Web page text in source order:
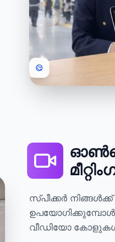
സ്പീക്കർ
ഉപയോഗിക്കുമ്പോൾ
വീഡിയോ കോളുകൾ